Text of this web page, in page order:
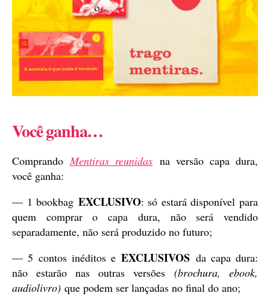
Você ganha…
ComprandoMentiras reunidas na versão capa dura,
você ganha:
— 1 bookbag EXCLUSIVO: só estará disponível para
quem comprar o capa dura, não será vendido
separadamente, não será produzido no futuro;
— 5 contos inéditos eEXCLUSIVOS da capa dura:
não estarão nas outras versões (brochura, ebook,
audiolivro) que podem ser lançadas no final do ano;